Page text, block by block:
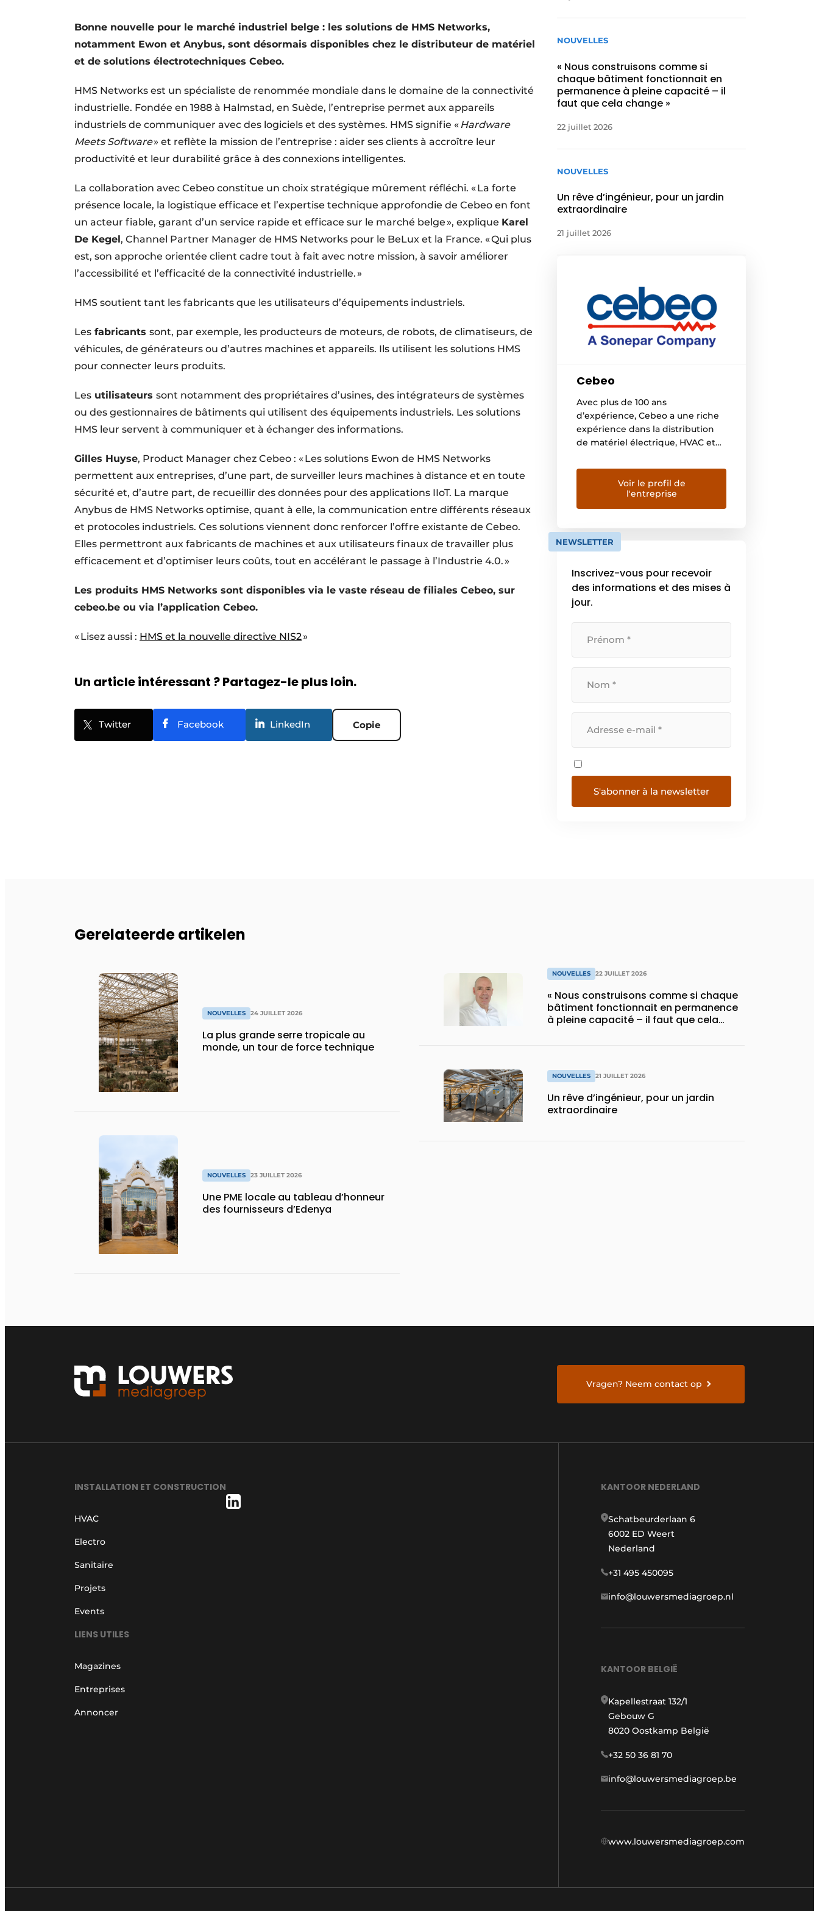
S’inscrire
Termes et conditions
Bonne nouvelle pour le marché industriel belge : les solutions de HMS Networks,
notamment Ewon et Anybus, sont désormais disponibles chez le distributeur de matériel
et de solutions électrotechniques Cebeo.
HMS Networks est un spécialiste de renommée mondiale dans le domaine de la connectivité
industrielle. Fondée en 1988 à Halmstad, en Suède, l’entreprise permet aux appareils
industriels de communiquer avec des logiciels et des systèmes. HMS signifie «Hardware
Meets Software» et reflète la mission de l’entreprise : aider ses clients à accroître leur
productivité et leur durabilité grâce à des connexions intelligentes.
La collaboration avec Cebeo constitue un choix stratégique mûrement réfléchi. « La forte
présence locale, la logistique efficace et l’expertise technique approfondie de Cebeo en font
un acteur fiable, garant d’un service rapide et efficace sur le marché belge », explique Karel
De Kegel, Channel Partner Manager de HMS Networks pour le BeLux et la France. « Qui plus
est, son approche orientée client cadre tout à fait avec notre mission, à savoir améliorer
l’accessibilité et l’efficacité de la connectivité industrielle. »
HMS soutient tant les fabricants que les utilisateurs d’équipements industriels.
Les fabricants sont, par exemple, les producteurs de moteurs, de robots, de climatiseurs, de
véhicules, de générateurs ou d’autres machines et appareils. Ils utilisent les solutions HMS
pour connecter leurs produits.
Les utilisateurs sont notamment des propriétaires d’usines, des intégrateurs de systèmes
ou des gestionnaires de bâtiments qui utilisent des équipements industriels. Les solutions
HMS leur servent à communiquer et à échanger des informations.
Gilles Huyse, Product Manager chez Cebeo : « Les solutions Ewon de HMS Networks
permettent aux entreprises, d’une part, de surveiller leurs machines à distance et en toute
sécurité et, d’autre part, de recueillir des données pour des applications IIoT. La marque
Anybus de HMS Networks optimise, quant à elle, la communication entre différents réseaux
et protocoles industriels. Ces solutions viennent donc renforcer l’offre existante de Cebeo.
Elles permettront aux fabricants de machines et aux utilisateurs finaux de travailler plus
efficacement et d’optimiser leurs coûts, tout en accélérant le passage à l’Industrie 4.0. »
Les produits HMS Networks sont disponibles via le vaste réseau de filiales Cebeo, sur
cebeo.be ou via l’application Cebeo.
« Lisez aussi : HMS et la nouvelle directive NIS2»
Un article intéressant ? Partagez-le plus loin.
Twitter Facebook LinkedIn Copie
NOUVELLES
« Nous construisons comme si
chaque bâtiment fonctionnait en
permanence à pleine capacité – il
faut que cela change »
22 juillet 2026
NOUVELLES
Un rêve d’ingénieur, pour un jardin
extraordinaire
21 juillet 2026
Cebeo
Avec plus de 100 ans
d’expérience, Cebeo a une riche
expérience dans la distribution
de matériel électrique, HVAC et
pour les installateurs
professionnels ainsi que pour les
entreprises. Lancé à l’origine à
Courtrai, nous sommes
belge et opérons
commercialement dans tout le
[…]
Voir le profil de
l'entreprise
NEWSLETTER
Inscrivez-vous pour recevoir
des informations et des mises à
jour.
Gerelateerde artikelen
NOUVELLES 24 JUILLET 2026
La plus grande serre tropicale au
monde, un tour de force technique
NOUVELLES 23 JUILLET 2026
Une PME locale au tableau d’honneur
des fournisseurs d’Edenya
NOUVELLES 22 JUILLET 2026
« Nous construisons comme si chaque
bâtiment fonctionnait en permanence
à pleine capacité – il faut que cela
NOUVELLES 21 JUILLET 2026
Un rêve d’ingénieur, pour un jardin
extraordinaire
Vragen? Neem contact op
INSTALLATION ET CONSTRUCTION
HVAC
Electro
Sanitaire
Projets
Events
LIENS UTILES
Magazines
Entreprises
Annoncer
KANTOOR NEDERLAND
Schatbeurderlaan 6
6002 ED Weert
Nederland
+31 495 450095
info@louwersmediagroep.nl
KANTOOR BELGIË
Kapellestraat 132/1
Gebouw G
8020 Oostkamp België
+32 50 36 81 70
info@louwersmediagroep.be
www.louwersmediagroep.com